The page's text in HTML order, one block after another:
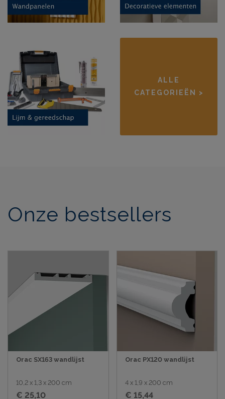
ALLE
CATEGORIEËN >
Onze bestsellers
Orac SX163 wandlijst
10,2 x 1,3 x 200 cm
€ 25,10
Orac PX120 wandlijst
4 x 1,9 x 200 cm
€ 15,44